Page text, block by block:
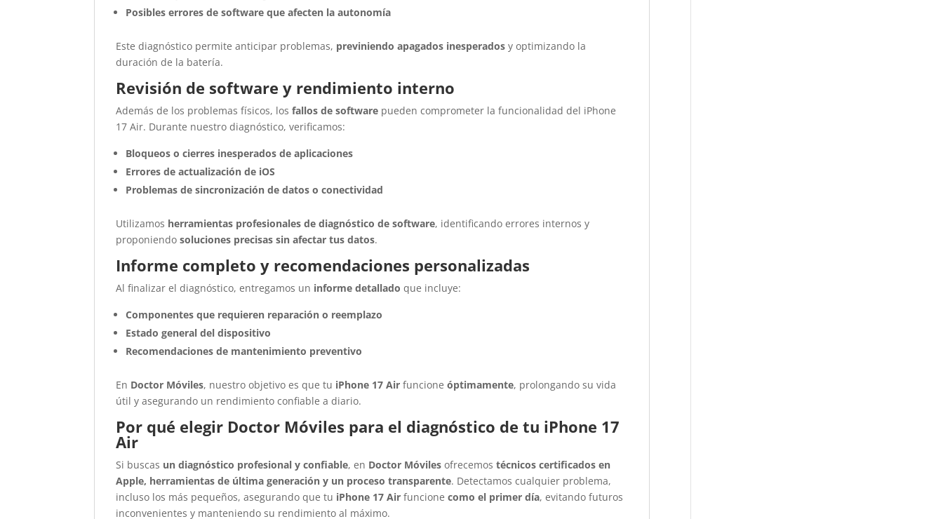
Posibles errores de software que afecten la autonomía
Este diagnóstico permite anticipar problemas, previniendo apagados inesperados y optimizando la
duración de la batería.
Revisión de software y rendimiento interno
Además de los problemas físicos, losfallos de software pueden comprometer la funcionalidad del iPhone
17 Air. Durante nuestro diagnóstico, verificamos:
Bloqueos o cierres inesperados de aplicaciones
Errores de actualización de iOS
Problemas de sincronización de datos o conectividad
Utilizamos herramientas profesionales de diagnóstico de software, identificando errores internos y
proponiendosoluciones precisas sin afectar tus datos.
Informe completo y recomendaciones personalizadas
Al finalizar el diagnóstico, entregamos un informe detallado que incluye:
Componentes que requieren reparación o reemplazo
Estado general del dispositivo
Recomendaciones de mantenimiento preventivo
En Doctor Móviles, nuestro objetivo es que tu iPhone 17 Air funcioneóptimamente, prolongando su vida
útil y asegurando un rendimiento confiable a diario.
Por qué elegir Doctor Móviles para el diagnóstico de tu iPhone 17
Air
Si buscas un diagnóstico profesional y confiable, en Doctor Móviles ofrecemostécnicos certificados en
Apple, herramientas de última generación y un proceso transparente. Detectamos cualquier problema,
incluso los más pequeños, asegurando que tu iPhone 17 Air funcionecomo el primer día, evitando futuros
inconvenientes y manteniendo su rendimiento al máximo.